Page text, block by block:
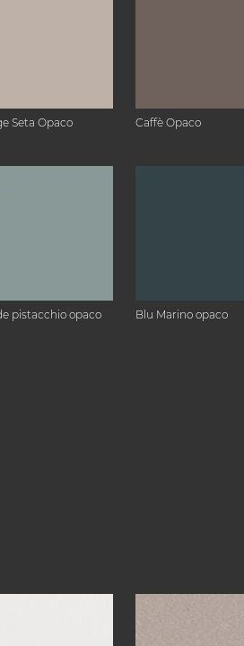
Seta Opaco Caffè Opaco
pistacchio opaco Blu Marino opaco